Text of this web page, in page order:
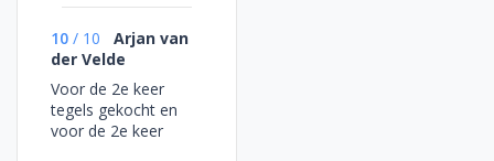
10 / 10
Arjan van
der Velde
Voor de 2e keer
tegels gekocht en
voor de 2e keer